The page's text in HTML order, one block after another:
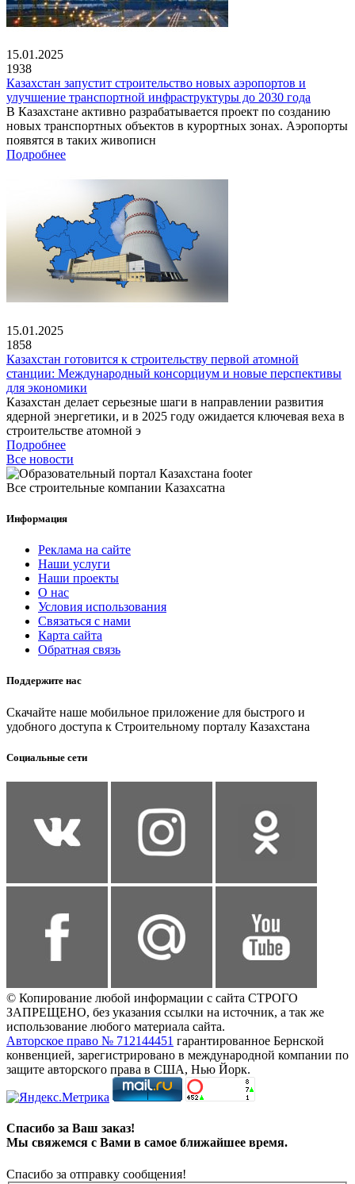
15.01.2025
1938
Казахстан запустит строительство новых аэропортов и
улучшение транспортной инфраструктуры до 2030 года
В Казахстане активно разрабатывается проект по созданию
новых транспортных объектов в курортных зонах. Аэропорты
появятся в таких живописн
Подробнее
15.01.2025
1858
Казахстан готовится к строительству первой атомной
станции: Международный консорциум и новые перспективы
для экономики
Казахстан делает серьезные шаги в направлении развития
ядерной энергетики, и в 2025 году ожидается ключевая веха в
строительстве атомной э
Подробнее
Все новости
Все строительные компании Казахсатна
Информация
Реклама на сайте
Наши услуги
Наши проекты
О нас
Условия использования
Связаться с нами
Карта сайта
Обратная связь
Поддержите нас
Скачайте наше мобильное приложение для быстрого и
удобного доступа к Строительному порталу Казахстана
Социальные сети
© Копирование любой информации с сайта СТРОГО
ЗАПРЕЩЕНО, без указания ссылки на источник, а так же
использование любого материала сайта.
Авторское право № 712144451 гарантированное Бернской
конвенцией, зарегистрировано в международной компании по
защите авторского права в США, Нью Йорк.
Спасибо за Ваш заказ!
Мы свяжемся с Вами в самое ближайшее время.
Спасибо за отправку сообщения!